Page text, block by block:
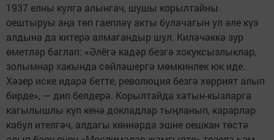
1937 елны кулга алынгач, шушы корылтайны
оештыруы аңа төп гаепләү акты булачагын ул әле күз
алдына да китерә алмагандыр шул. Киләчәккә зур
өметләр баглап: «Әлёгә кадәр безгә хокуксызлыклар,
золымнар хакында сөйләшергә мөмкинлек юк иде.
Хәзер иске идарә бетте, революция безгә хөррият алып
бирде», — дип белдерә. Корылтайда хатын-кызларга
кагылышлы күп кенә докладлар тыңланып, карарлар
кабул ителгәч, алдагы көннәрдә эшне оешкан төстә